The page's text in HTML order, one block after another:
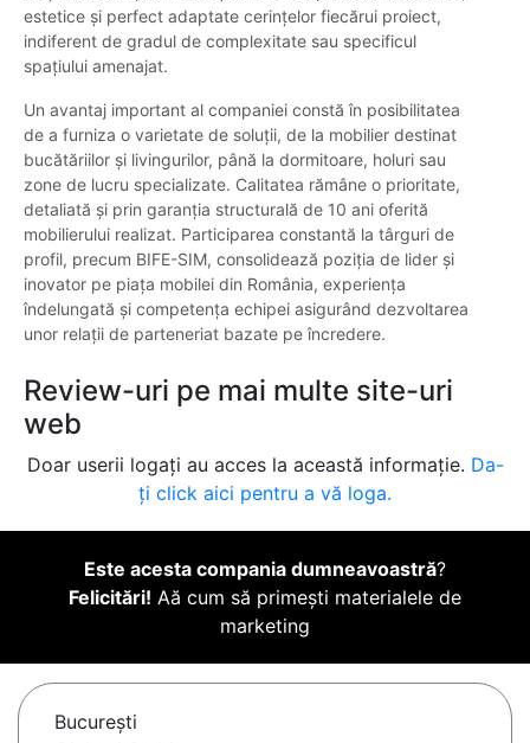
estetice și perfect adaptate cerințelor fiecărui proiect,
indiferent de gradul de complexitate sau specificul
spațiului amenajat.
Un avantaj important al companiei constă în posibilitatea
de a furniza o varietate de soluții, de la mobilier destinat
bucătăriilor și livingurilor, până la dormitoare, holuri sau
zone de lucru specializate. Calitatea rămâne o prioritate,
detaliată și prin garanția structurală de 10 ani oferită
mobilierului realizat. Participarea constantă la târguri de
profil, precum BIFE-SIM, consolidează poziția de lider și
inovator pe piața mobilei din România, experiența
îndelungată și competența echipei asigurând dezvoltarea
unor relații de parteneriat bazate pe încredere.
Review-uri pe mai multe site-uri
web
Doar userii logați au acces la această informație. Da-
ți click aici pentru a vă loga.
Este acesta compania dumneavoastră?
Felicitări! Aă cum să primești materialele de
marketing
Bucureşti